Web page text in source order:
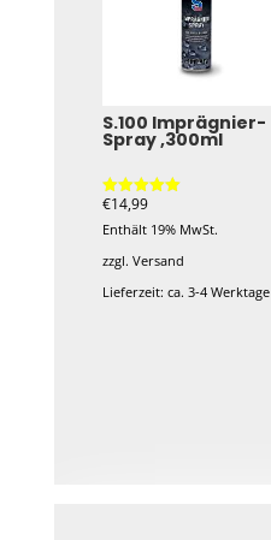
können
der
Produktseite
gewählt
werden
S.100 Imprägnier-
Spray ,300ml
Bewertet mit
von 5
€14,99
Enthält 19% MwSt.
zzgl.Versand
Lieferzeit: ca. 3-4 Werktage